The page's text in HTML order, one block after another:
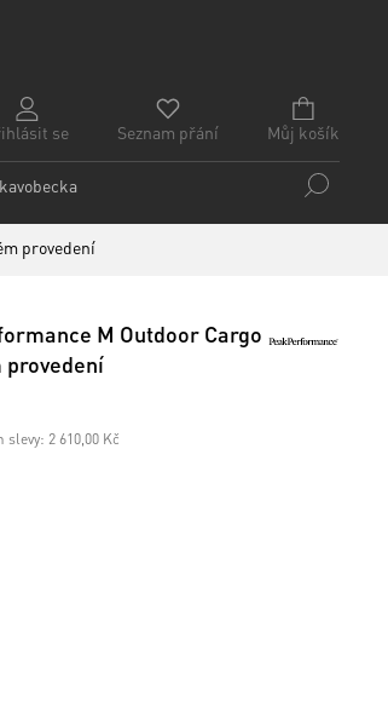
se Můj košík
Seznam přání
provedení
M Outdoor Cargo
provedení
slevy: 2 610,00 Kč